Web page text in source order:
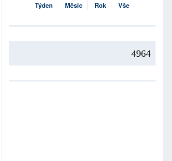
Týden Měsíc Rok Vše
4964